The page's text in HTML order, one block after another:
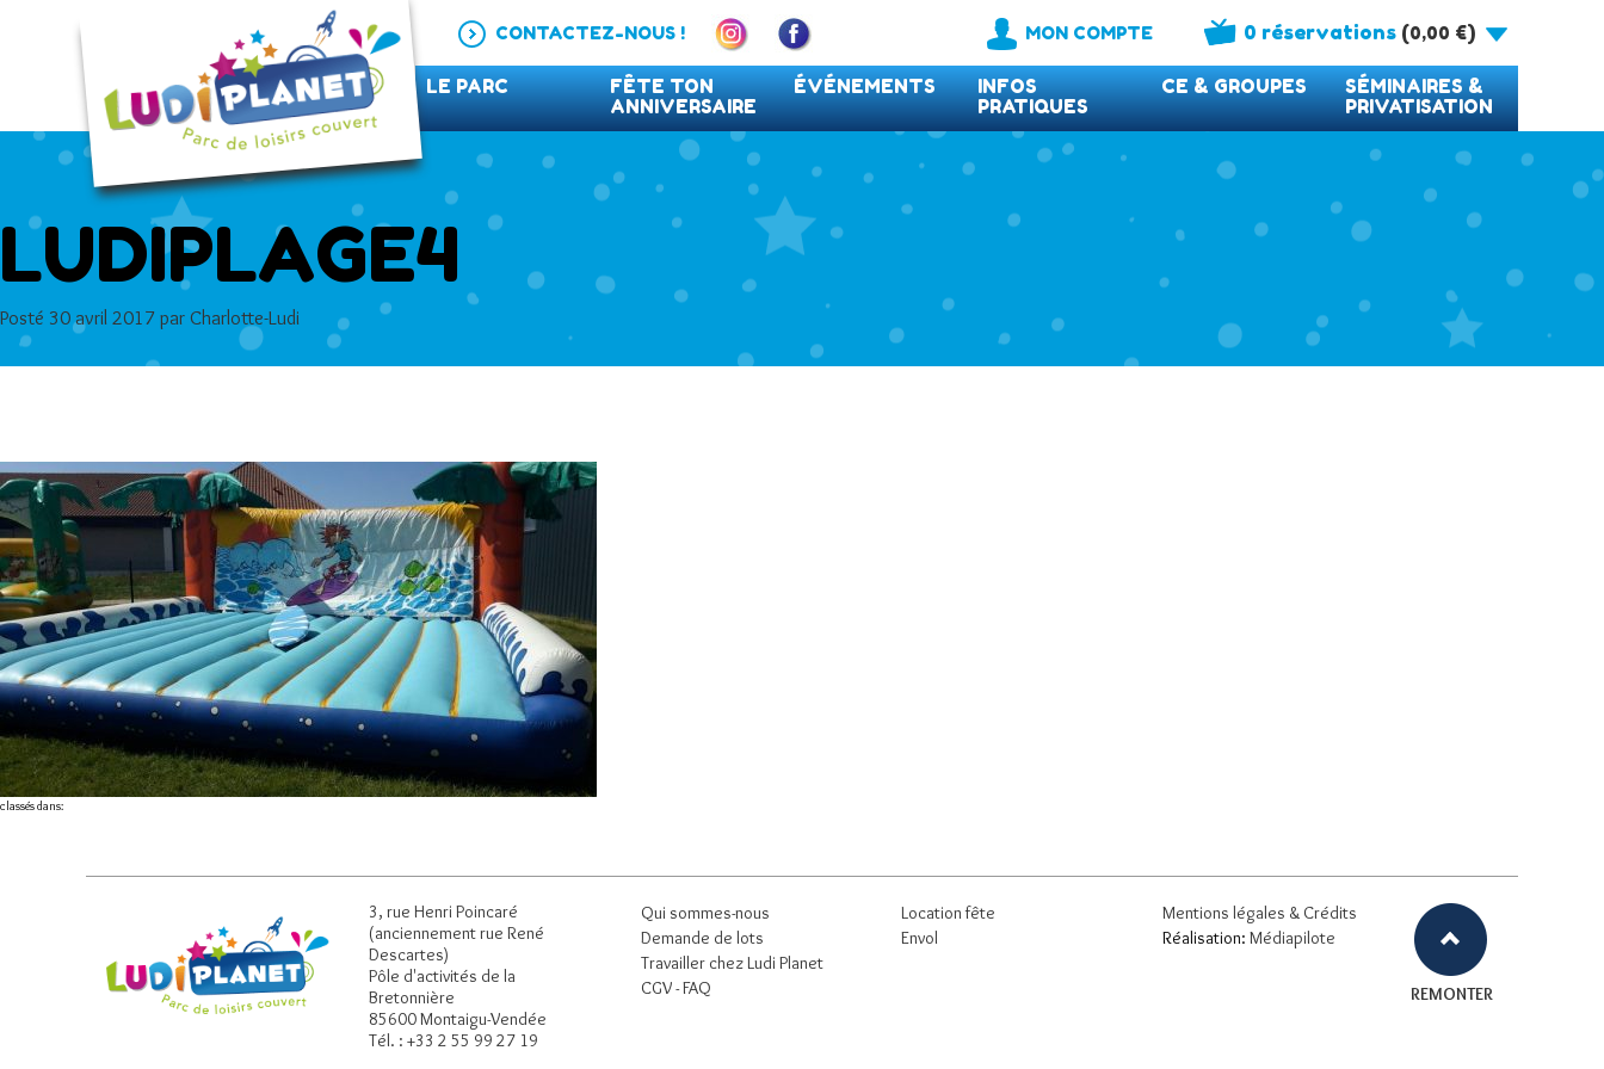
CONTACTEZ-NOUS ! 0 réservations (0,00 €)
MON COMPTE
LE PARC
FÊTE TON
ANNIVERSAIRE
ÉVÉNEMENTS
INFOS
PRATIQUES
CE & GROUPES
SÉMINAIRES &
PRIVATISATION
LUDIPLAGE4
Posté 30 avril 2017 par Charlotte-Ludi
classés dans:
3, rue Henri Poincaré
(anciennement rue René
Descartes)
Pôle d'activités de la
Bretonnière
85600 Montaigu-Vendée
Tél. : +33 2 55 99 27 19
Qui sommes-nous
Demande de lots
Travailler chez Ludi Planet
CGV -FAQ
Location fête
Envol
Mentions légales & Crédits
Réalisation: Médiapilote
REMONTER